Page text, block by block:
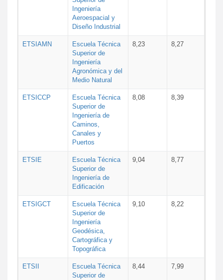
Ingeniería
Aeroespacial y
Diseño Industrial
ETSIAMN
Escuela Técnica
Superior de
Ingeniería
Agronómica y del
Medio Natural
8,23 8,27
ETSICCP
Escuela Técnica
Superior de
Ingeniería de
Caminos,
Canales y
Puertos
8,08 8,39
ETSIE
Escuela Técnica
Superior de
Ingeniería de
Edificación
9,04 8,77
ETSIGCT
Escuela Técnica
Superior de
Ingeniería
Geodésica,
Cartográfica y
Topográfica
9,10 8,22
ETSII
Escuela Técnica
Superior de
8,44 7,99